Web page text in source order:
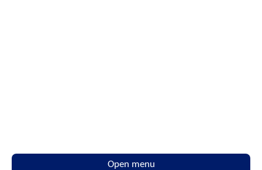
Open menu